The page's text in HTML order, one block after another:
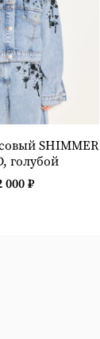
SHIMMER
голубой
000 ₽